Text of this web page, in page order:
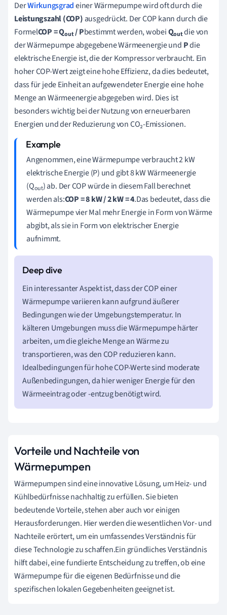
DerWirkungsgradeiner Wärmepumpe wird oft durch die
Leistungszahl (COP) ausgedrückt. Der COP kann durch die
FormelCOP = Qout/ Pbestimmt werden, wobeiQoutdie von
der Wärmepumpe abgegebene Wärmeenergie und Pdie
elektrische Energie ist, die der Kompressor verbraucht. Ein
hoher COP-Wert zeigt eine hohe Effizienz, da dies bedeutet,
dass für jede Einheit an aufgewendeter Energie eine hohe
Menge an Wärmeenergie abgegeben wird. Dies ist
besonders wichtig bei der Nutzung von erneuerbaren
Energien und der Reduzierung von CO₂-Emissionen.
Angenommen, eine Wärmepumpe verbraucht 2 kW
elektrische Energie (P) und gibt 8 kW Wärmeenergie
(Qout) ab. Der COP würde in diesem Fall berechnet
werden als:COP = 8 kW / 2 kW = 4.Das bedeutet, dass die
Wärmepumpe vier Mal mehr Energie in Form von Wärme
abgibt, als sie in Form von elektrischer Energie
aufnimmt.
Ein interessanter Aspekt ist, dass der COP einer
Wärmepumpe variieren kann aufgrund äußerer
Bedingungen wie der Umgebungstemperatur. In
kälteren Umgebungen muss die Wärmepumpe härter
arbeiten, um die gleiche Menge an Wärme zu
transportieren, was den COP reduzieren kann.
Idealbedingungen für hohe COP-Werte sind moderate
Außenbedingungen, da hier weniger Energie für den
Wärmeeintrag oder -entzug benötigt wird.
Vorteile und Nachteile von
Wärmepumpen
Wärmepumpen sind eine innovative Lösung, um Heiz- und
Kühlbedürfnisse nachhaltig zu erfüllen. Sie bieten
bedeutende Vorteile, stehen aber auch vor einigen
Herausforderungen. Hier werden die wesentlichen Vor- und
Nachteile erörtert, um ein umfassendes Verständnis für
diese Technologie zu schaffen.Ein gründliches Verständnis
hilft dabei, eine fundierte Entscheidung zu treffen, ob eine
Wärmepumpe für die eigenen Bedürfnisse und die
spezifischen lokalen Gegebenheiten geeignet ist.